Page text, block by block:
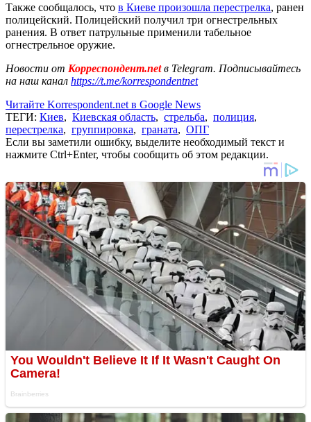
Также сообщалось, что в Киеве произошла перестрелка, ранен
полицейский. Полицейский получил три огнестрельных
ранения. В ответ патрульные применили табельное
огнестрельное оружие.
Новости от Корреспондент.netв Telegram. Подписывайтесь
на наш канал https://t.me/korrespondentnet
Читайте Korrespondent.net в Google News
ТЕГИ: Киев, Киевская область, стрельба, полиция,
перестрелка, группировка, граната, ОПГ
Если вы заметили ошибку, выделите необходимый текст и
нажмите Ctrl+Enter, чтобы сообщить об этом редакции.